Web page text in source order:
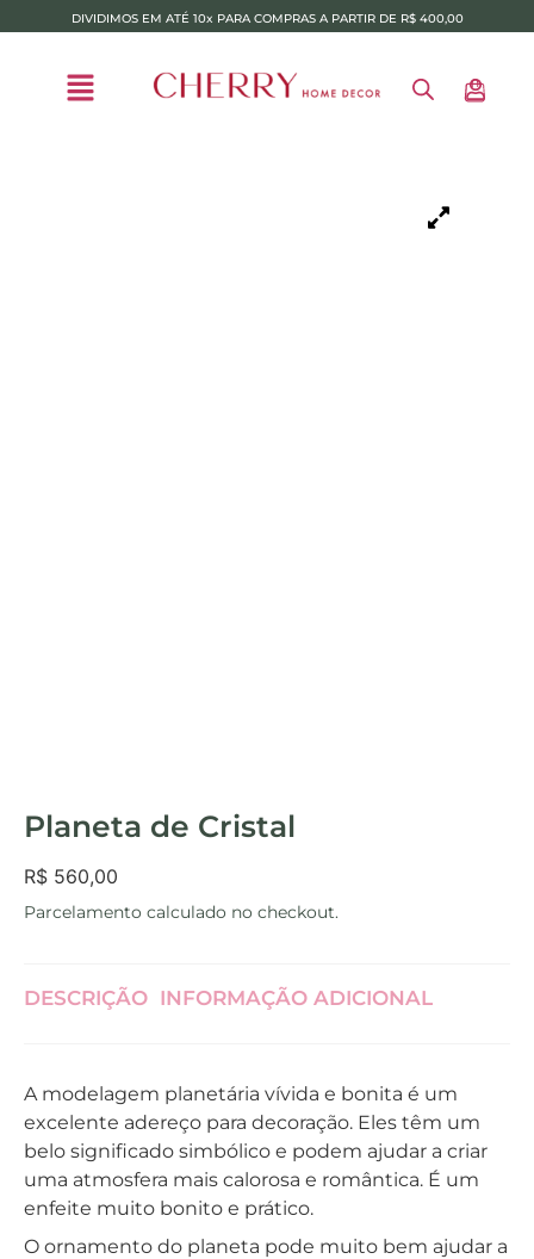
DIVIDIMOS EM ATÉ 10x PARA COMPRAS A PARTIR DE R$ 400,00
Planeta de Cristal
R$ 560,00
Parcelamento calculado no checkout.
DESCRIÇÃO INFORMAÇÃO ADICIONAL
A modelagem planetária vívida e bonita é um
excelente adereço para decoração. Eles têm um
belo significado simbólico e podem ajudar a criar
uma atmosfera mais calorosa e romântica. É um
enfeite muito bonito e prático.
O ornamento do planeta pode muito bem ajudar a